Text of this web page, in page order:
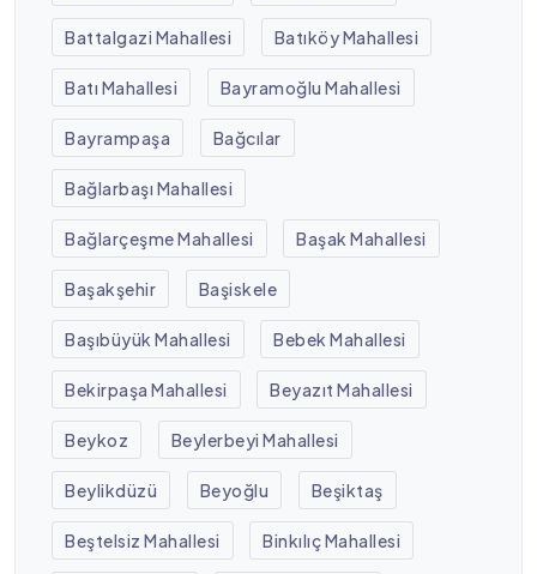
Battalgazi Mahallesi Batıköy Mahallesi
Batı Mahallesi Bayramoğlu Mahallesi
Bayrampaşa Bağcılar
Bağlarbaşı Mahallesi
Bağlarçeşme Mahallesi Başak Mahallesi
Başakşehir Başiskele
Başıbüyük Mahallesi Bebek Mahallesi
Bekirpaşa Mahallesi Beyazıt Mahallesi
Beykoz Beylerbeyi Mahallesi
Beylikdüzü Beyoğlu Beşiktaş
Beştelsiz Mahallesi Binkılıç Mahallesi